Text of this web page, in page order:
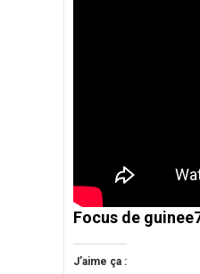
Focus de
J’aime ça :